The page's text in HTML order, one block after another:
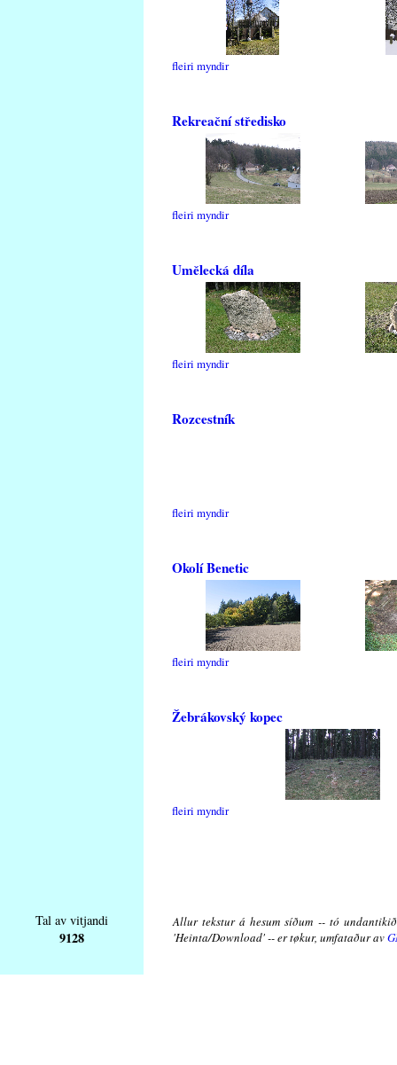
fleiri myndir
Rekreační středisko
fleiri myndir
Umělecká díla
fleiri myndir
Rozcestník
fleiri myndir
Okolí Benetic
fleiri myndir
Žebrákovský kopec
fleiri myndir
Tal av vitjandi
9128
Allur tekstur á hesum síðum -- tó
'Heinta/Download' -- er tøkur, umfataður av